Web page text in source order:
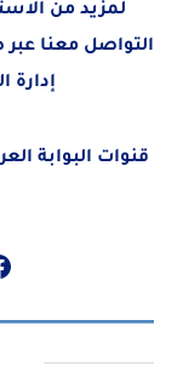
لمزيد من
التواصل معنا
إدارة
قنوات البوابة